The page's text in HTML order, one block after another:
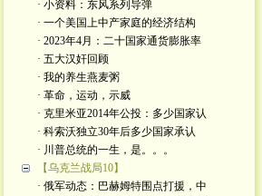
· 小资料：东风系列导弹
· 一个美国上中产家庭的经济结构
· 2023年4月：二十国家通货膨胀率
· 五大汉奸回顾
· 我的养生燕麦粥
· 革命，运动，示威
· 克里米亚2014年公投：多少国家认
· 科索沃独立30年后多少国家承认
· 川普总统的一生，是。。。
【乌克兰战局10】
· 俄军动态：巴赫姆特围点打援，中